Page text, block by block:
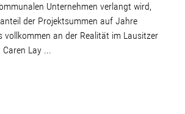
Team
Transparenz
Unternehmen verlangt wird,
der Projektsummen auf Jahre
vollkommen an der Realität im Lausitzer
Caren Lay ...